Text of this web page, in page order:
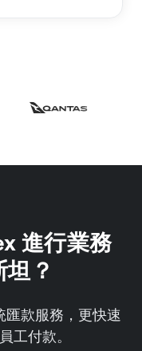
進行業務
？
款服務，更快速
工付款。